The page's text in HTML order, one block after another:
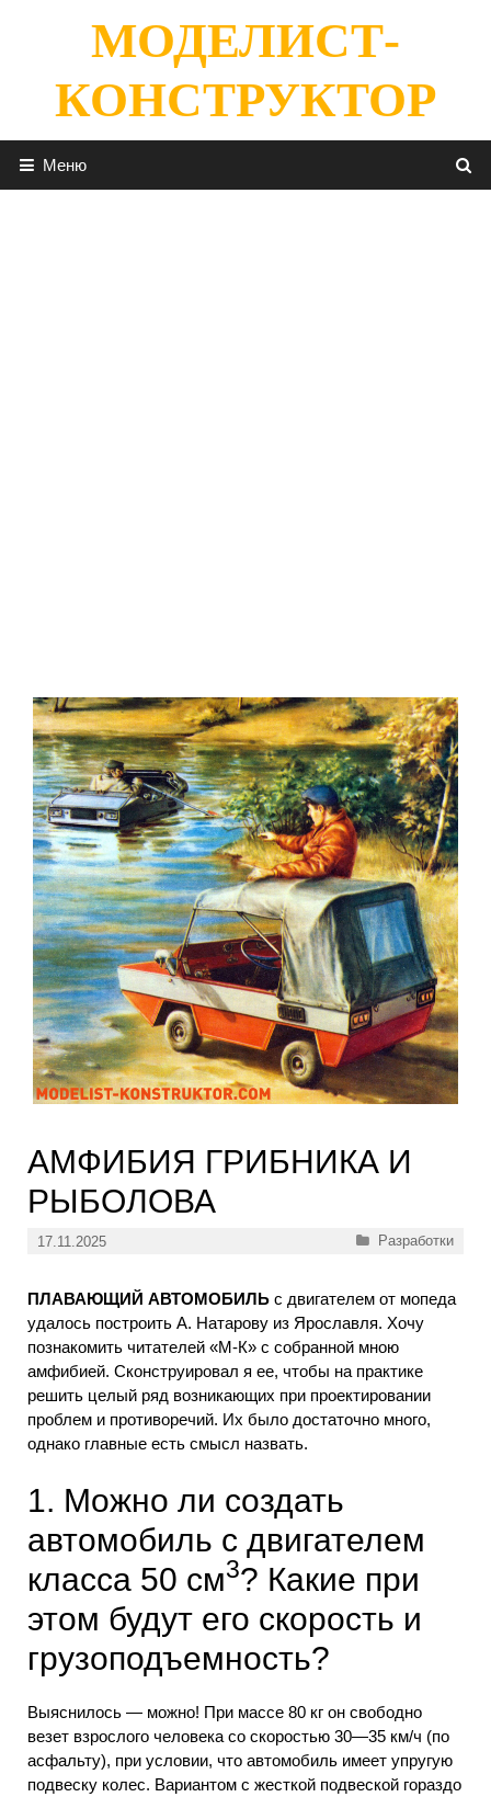
содержимомуМОДЕЛИСТ-
КОНСТРУКТОР
Меню
АМФИБИЯ ГРИБНИКА И
РЫБОЛОВА
17.11.2025 Рубрики
Разработки
ПЛАВАЮЩИЙ АВТОМОБИЛЬ с двигателем от мопеда
удалось построить А. Натарову из Ярославля. Хочу
познакомить читателей «М-К» с собранной мною
амфибией. Сконструировал я ее, чтобы на практике
решить целый ряд возникающих при проектировании
проблем и противоречий. Их было достаточно много,
однако главные есть смысл назвать.
1. Можно ли создать
автомобиль с двигателем
класса 50 см3? Какие при
этом будут его скорость и
грузоподъемность?
Выяснилось — можно! При массе 80 кг он свободно
везет взрослого человека со скоростью 30—35 км/ч (по
асфальту), при условии, что автомобиль имеет упругую
подвеску колес. Вариантом с жесткой подвеской гораздо